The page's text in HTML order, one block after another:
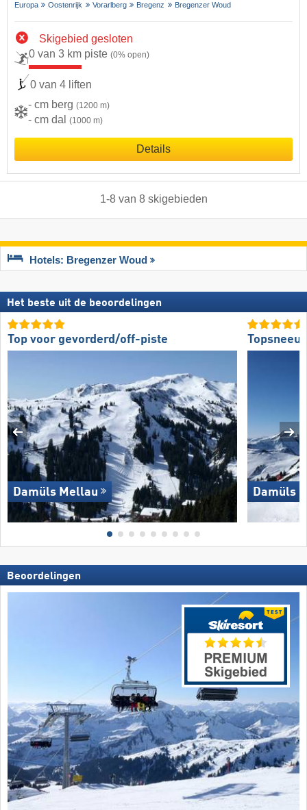
Europa Oostenrijk Vorarlberg Bregenz Bregenzer Woud
Skigebied gesloten
0 van 3 km piste (0% open)
0 van 4 liften
- cm berg (1200 m)
- cm dal (1000 m)
Details
1-8van 8 skigebieden
Hotels: Bregenzer Woud
Het beste uit de beoordelingen
Top voor gevorderd/off-piste
Damüls Mellau Damüls
Beoordelingen